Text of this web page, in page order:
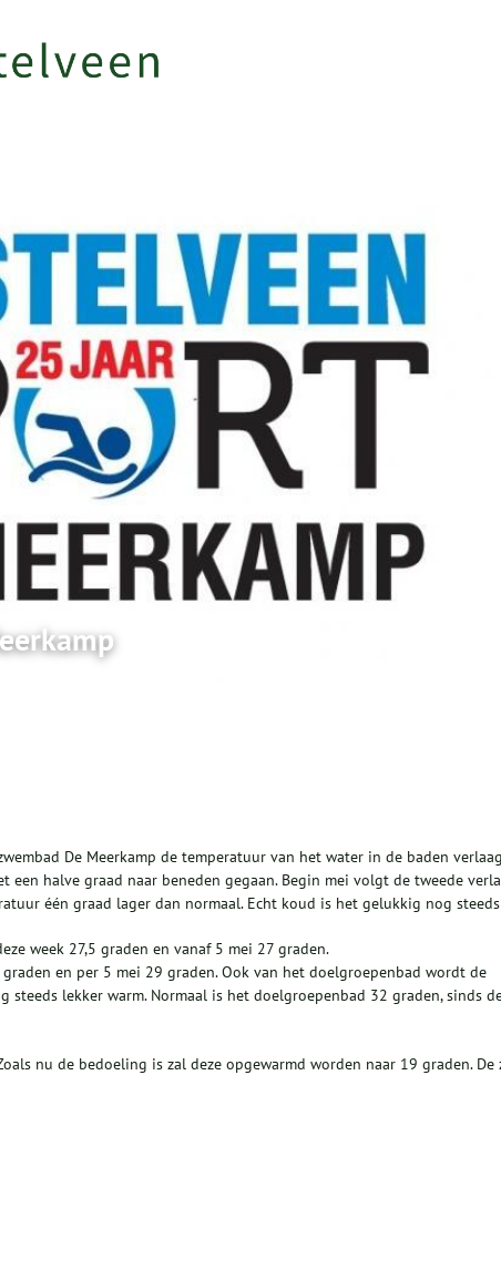
De Meerkamp de temperatuur van het water in de baden
een halve graad naar beneden gegaan. Begin mei volgt de tweede
één graad lager dan normaal. Echt koud is het gelukkig nog
week 27,5 graden en vanaf 5 mei 27 graden.
en per 5 mei 29 graden. Ook van het doelgroepenbad wordt de
lekker warm. Normaal is het doelgroepenbad 32 graden, sinds
nu de bedoeling is zal deze opgewarmd worden naar 19 graden. De